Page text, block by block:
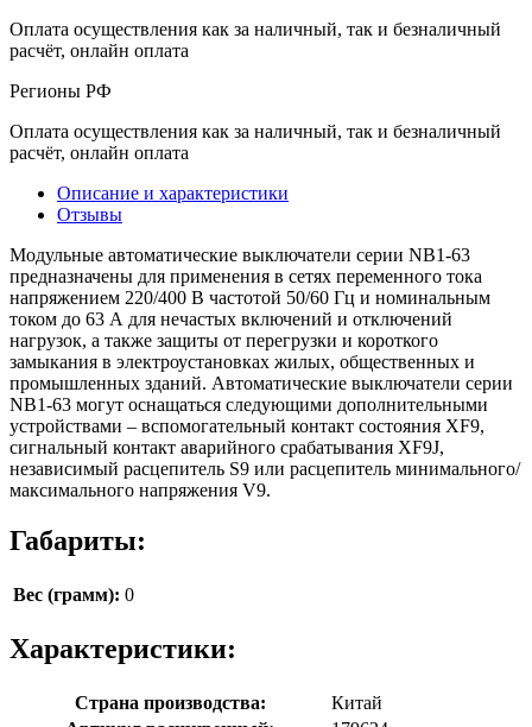
Оплата осуществления как за наличный, так и безналичный
расчёт, онлайн оплата
Регионы РФ
Оплата осуществления как за наличный, так и безналичный
расчёт, онлайн оплата
Описание и характеристики
Отзывы
Модульные автоматические выключатели серии NB1-63
предназначены для применения в сетях переменного тока
напряжением 220/400 В частотой 50/60 Гц и номинальным
током до 63 А для нечастых включений и отключений
нагрузок, а также защиты от перегрузки и короткого
замыкания в электроустановках жилых, общественных и
промышленных зданий. Автоматические выключатели серии
NB1-63 могут оснащаться следующими дополнительными
устройствами – вспомогательный контакт состояния XF9,
сигнальный контакт аварийного срабатывания XF9J,
независимый расцепитель S9 или расцепитель минимального/
максимального напряжения V9.
Габариты:
Вес (грамм): 0
Характеристики:
Страна производства:
Китай